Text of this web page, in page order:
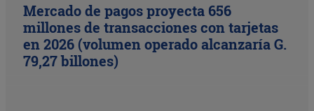
Mercado de pagos proyecta 656
millones de transacciones con tarjetas
en 2026 (volumen operado alcanzaría G.
79,27 billones)